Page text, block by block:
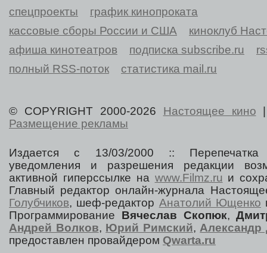
спецпроекты
график кинопроката
кассовые сборы России и США
киноклуб
афиша кинотеатров
подписка subscribe.ru
полный RSS-поток
статистика mail.ru
© COPYRIGHT 2000-2026 Настоящее кино
Размещение рекламы
Издается с 13/03/2000 :: Перепечатка
уведомления и разрешения редакции
активной гиперссылке на www.Filmz.ru и
Главный редактор онлайн-журнала
Голубчиков, шеф-редактор Анатолий Ющенко
Программирование Вячеслав Скопюк,
Андрей Волков, Юрий Римский, Александр
предоставлен провайдером Qwarta.ru